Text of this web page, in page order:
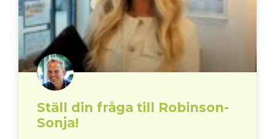
Ställ din fråga till Robinson-
Sonja!